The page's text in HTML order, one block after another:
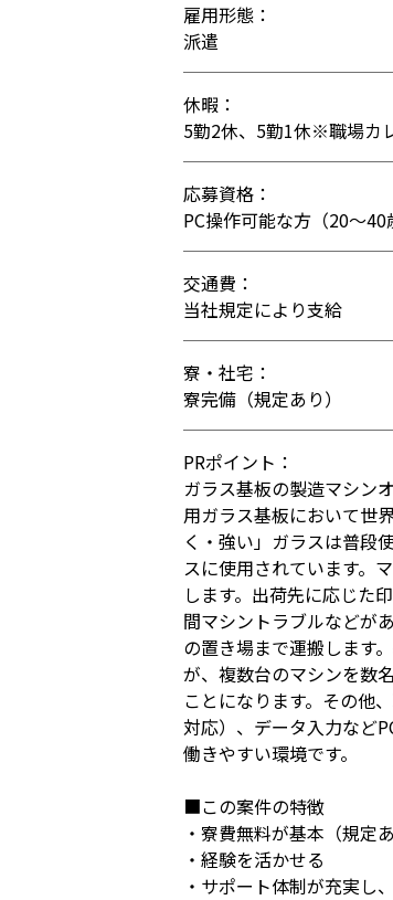
雇用形態：
派遣
休暇：
5勤2休、5勤1休※職場カ
応募資格：
PC操作可能な方（20〜40
交通費：
当社規定により支給
寮・社宅：
寮完備（規定あり）
PRポイント：
ガラス基板の製造マシン
用ガラス基板において世
く・強い」ガラスは普段
スに使用されています。
します。出荷先に応じた
間マシントラブルなどが
の置き場まで運搬します
が、複数台のマシンを数
ことになります。その他
対応）、データ入力など
働きやすい環境です。
■この案件の特徴
・寮費無料が基本（規定あ
・経験を活かせる
・サポート体制が充実し